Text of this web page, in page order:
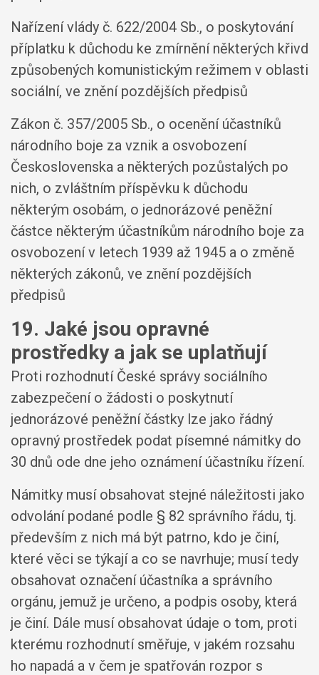
Nařízení vlády č. 622/2004 Sb., o poskytování
příplatku k důchodu ke zmírnění některých křivd
způsobených komunistickým režimem v oblasti
sociální, ve znění pozdějších předpisů
Zákon č. 357/2005 Sb., o ocenění účastníků
národního boje za vznik a osvobození
Československa a některých pozůstalých po
nich, o zvláštním příspěvku k důchodu
některým osobám, o jednorázové peněžní
částce některým účastníkům národního boje za
osvobození v letech 1939 až 1945 a o změně
některých zákonů, ve znění pozdějších
předpisů
19. Jaké jsou opravné
prostředky a jak se uplatňují
Proti rozhodnutí České správy sociálního
zabezpečení o žádosti o poskytnutí
jednorázové peněžní částky lze jako řádný
opravný prostředek podat písemné námitky do
30 dnů ode dne jeho oznámení účastníku řízení.
Námitky musí obsahovat stejné náležitosti jako
odvolání podané podle § 82 správního řádu, tj.
především z nich má být patrno, kdo je činí,
které věci se týkají a co se navrhuje; musí tedy
obsahovat označení účastníka a správního
orgánu, jemuž je určeno, a podpis osoby, která
je činí. Dále musí obsahovat údaje o tom, proti
kterému rozhodnutí směřuje, v jakém rozsahu
ho napadá a v čem je spatřován rozpor s